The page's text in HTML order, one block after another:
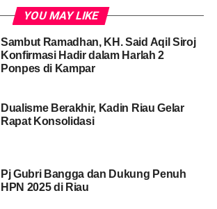
YOU MAY LIKE
Sambut Ramadhan, KH. Said Aqil Siroj
Konfirmasi Hadir dalam Harlah 2
Ponpes di Kampar
Dualisme Berakhir, Kadin Riau Gelar
Rapat Konsolidasi
Pj Gubri Bangga dan Dukung Penuh
HPN 2025 di Riau